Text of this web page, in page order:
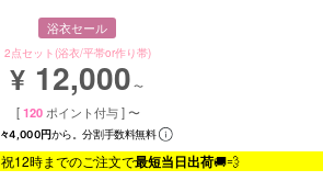
浴衣セール
2点セット(浴衣/平帯or作り帯)
¥ 12,000 〜
[ 120 ポイント付与 ] 〜
4,000円から。分割手数料無料
12時までのご注文で最短当日出荷🚚💨